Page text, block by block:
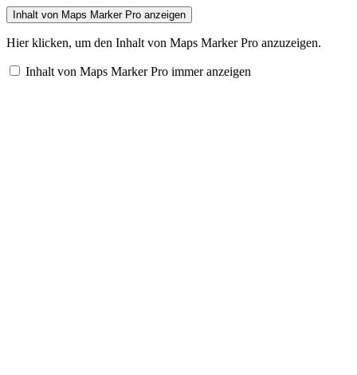
Inhalt von Maps Marker Pro anzeigen
Hier klicken, um den Inhalt von Maps Marker Pro anzuzeigen.
Inhalt von Maps Marker Pro immer anzeigen